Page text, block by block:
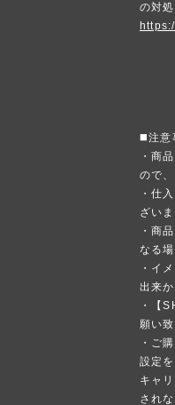
の対
◼️注意
・商
ので
・仕
ざいま
・商
なる
・イ
出来か
・【
願い致
・ご
設定
キャ
され